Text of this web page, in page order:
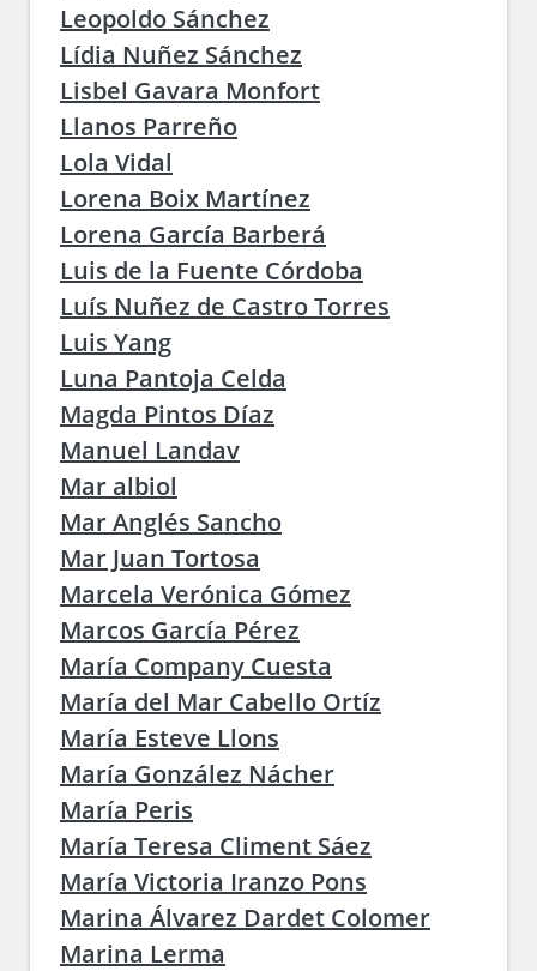
Leopoldo Sánchez
Lídia Nuñez Sánchez
Lisbel Gavara Monfort
Llanos Parreño
Lola Vidal
Lorena Boix Martínez
Lorena García Barberá
Luis de la Fuente Córdoba
Luís Nuñez de Castro Torres
Luis Yang
Luna Pantoja Celda
Magda Pintos Díaz
Manuel Landav
Mar albiol
Mar Anglés Sancho
Mar Juan Tortosa
Marcela Verónica Gómez
Marcos García Pérez
María Company Cuesta
María del Mar Cabello Ortíz
María Esteve Llons
María González Nácher
María Peris
María Teresa Climent Sáez
María Victoria Iranzo Pons
Marina Álvarez Dardet Colomer
Marina Lerma